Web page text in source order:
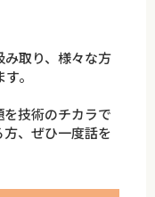
取り、様々な方
。
技術のチカラで
、ぜひ一度話を